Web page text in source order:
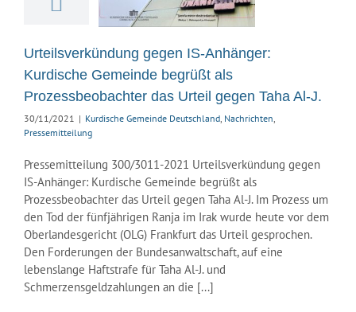
Al-J.
Gemeinde
Nachrichten
Urteilsverkündung gegen IS-Anhänger:
Kurdische Gemeinde begrüßt als
Prozessbeobachter das Urteil gegen Taha Al-J.
30/11/2021 | Kurdische Gemeinde Deutschland Nachrichten
Pressemitteilung
Pressemitteilung 300/3011-2021 Urteilsverkündung gegen
IS-Anhänger: Kurdische Gemeinde begrüßt als
Prozessbeobachter das Urteil gegen Taha Al-J. Im Prozess um
den Tod der fünfjährigen Ranja im Irak wurde heute vor dem
Oberlandesgericht (OLG) Frankfurt das Urteil gesprochen.
Den Forderungen der Bundesanwaltschaft, auf eine
lebenslange Haftstrafe für Taha Al-J. und
Schmerzensgeldzahlungen an die [...]